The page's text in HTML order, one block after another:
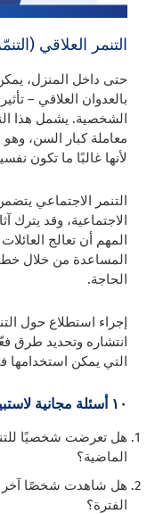
التنمر العلاقي
حتى داخل المنزل،
بالعدوان العلاقي –
الشخصية. يشمل هذا
معاملة كبار السن،
لأنها غالبًا ما تكون
التنمر الاجتماعي
الاجتماعية، وقد يترك
المهم أن تعالج
المساعدة من خلال
الحاجة.
إجراء استطلاع حول
انتشاره وتحديد طرق
التي يمكن استخدامها
١٠ أسئلة مجانية لاستبيان التنمر العلاقي (الاجتماعي)
الماضية؟
هل شاهدت شخصًا آخر
الفترة؟